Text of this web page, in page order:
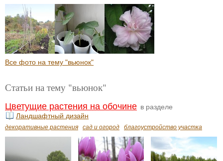
Все фото на тему "вьюнок"
Статьи на тему "вьюнок"
Цветущие растения на обочине в разделе
Ландшафтный дизайн
декоративные растения сад и огород благоустройство участка